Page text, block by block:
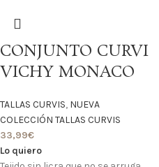
CONJUNTO CURVI
VICHY MONACO
TALLAS CURVIS, NUEVA
COLECCIÓN TALLAS CURVIS
33,99€
Lo quiero